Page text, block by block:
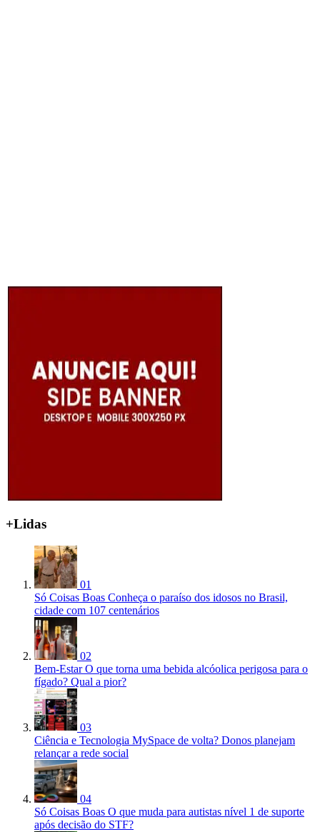
+Lidas
01
Só Coisas Boas Conheça o paraíso dos idosos no Brasil,
cidade com 107 centenários
02
Bem-Estar O que torna uma bebida alcóolica perigosa para o
fígado? Qual a pior?
03
Ciência e Tecnologia MySpace de volta? Donos planejam
relançar a rede social
04
Só Coisas Boas O que muda para autistas nível 1 de suporte
após decisão do STF?